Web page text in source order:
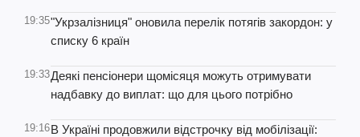
19:35"Укрзалізниця" оновила перелік потягів закордон: у
списку 6 країн
19:33Деякі пенсіонери щомісяця можуть отримувати
надбавку до виплат: що для цього потрібно
19:16В Україні продовжили відстрочку від мобілізації: